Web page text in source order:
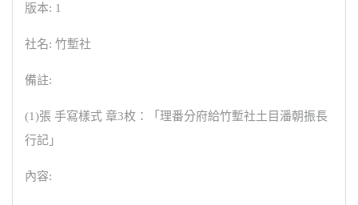
版本: 1
社名: 竹塹社
備註:
(1)張 手寫樣式 章3枚：「理番分府給竹塹社土目潘朝振長
行記」
內容: